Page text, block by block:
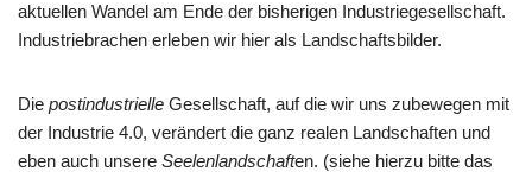
aktuellen Wandel am Ende der bisherigen Industriegesellschaft.
Industriebrachen erleben wir hier als Landschaftsbilder.
Die postindustrielle Gesellschaft, auf die wir uns zubewegen mit
der Industrie 4.0, verändert die ganz realen Landschaften und
eben auch unsere Seelenlandschaften. (siehe hierzu bitte das